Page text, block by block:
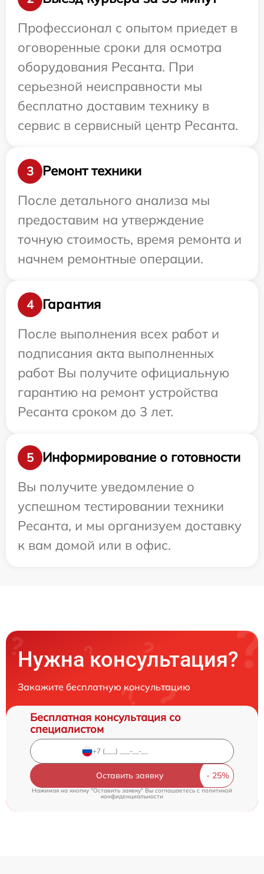
Профессионал с опытом приедет в
оговоренные сроки для осмотра
оборудования Ресанта. При
серьезной неисправности мы
бесплатно доставим технику в
сервис в сервисный центр Ресанта.
3
Ремонт техники
После детального анализа мы
предоставим на утверждение
точную стоимость, время ремонта и
начнем ремонтные операции.
4
Гарантия
После выполнения всех работ и
подписания акта выполненных
работ Вы получите официальную
гарантию на ремонт устройства
Ресанта сроком до 3 лет.
5
Информирование о готовности
Вы получите уведомление о
успешном тестировании техники
Ресанта, и мы организуем доставку
к вам домой или в офис.
Нужна консультация?
Закажите бесплатную консультацию
Бесплатная консультация со
специалистом
Оставить заявку
Нажимая на кнопку "Оставить заявку" Вы соглашаетесь cполитикой
конфиденциальности